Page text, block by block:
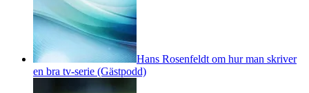
Hans Rosenfeldt om hur man skriver
en bra tv-serie (Gästpodd)